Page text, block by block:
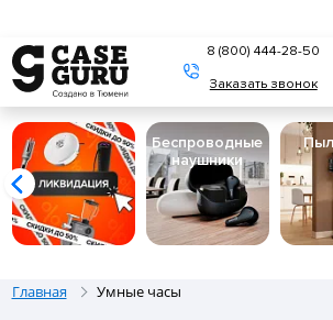
8 (800) 444-28-50
Заказать звонок
Беспроводные
наушники
Главная Умные часы